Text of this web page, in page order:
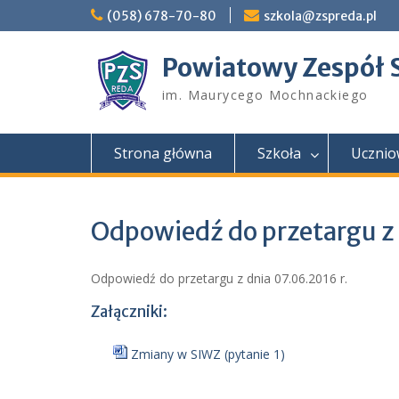
to
(058) 678-70-80 szkola@zspreda.pl
Powiatowy Zespół
im. Maurycego Mochnackiego
Strona główna Szkoła
Odpowiedź do przetargu
Odpowiedź do przetargu z dnia 07.06.2016 r.
Załączniki:
Zmiany w SIWZ (pytanie 1)